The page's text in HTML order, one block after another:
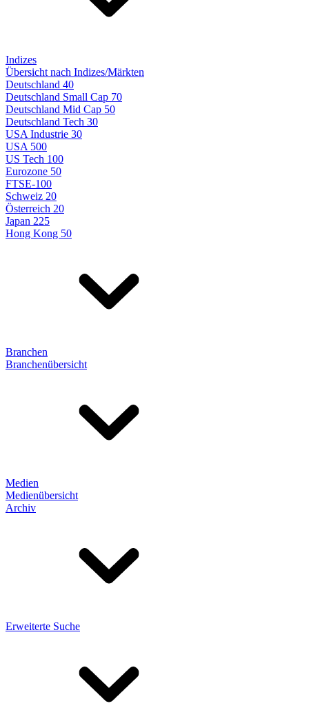
Indizes
Übersicht nach Indizes/Märkten
Deutschland 40
Deutschland Small Cap 70
Deutschland Mid Cap 50
Deutschland Tech 30
USA Industrie 30
USA 500
US Tech 100
Eurozone 50
FTSE-100
Schweiz 20
Österreich 20
Japan 225
Hong Kong 50
Branchen
Branchenübersicht
Medien
Medienübersicht
Archiv
Erweiterte Suche